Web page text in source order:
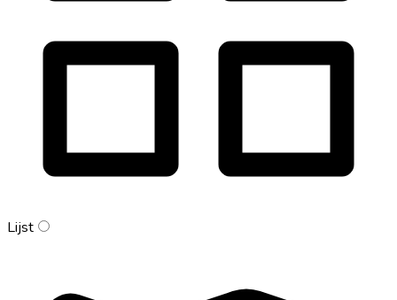
Lijst